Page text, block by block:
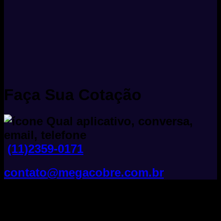
Faça Sua Cotação
(11)2359-0171
contato@megacobre.com.br